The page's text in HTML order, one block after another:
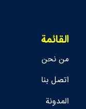
القائمة
من نحن
اتصل بنا
المدونة